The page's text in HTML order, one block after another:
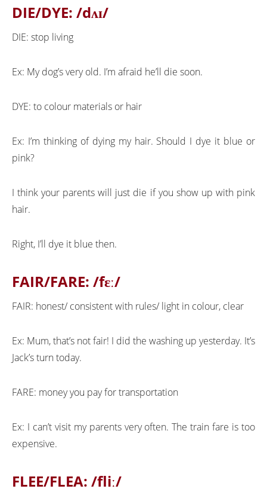
DIE/DYE: /dʌɪ/
DIE: stop living
Ex: My dog’s very old. I’m afraid he’ll die soon.
DYE: to colour materials or hair
Ex: I’m thinking of dying my hair. Should I dye it blue or
pink?
I think your parents will just die if you show up with pink
hair.
Right, I’ll dye it blue then.
FAIR/FARE: /fɛː/
FAIR: honest/ consistent with rules/ light in colour, clear
Ex: Mum, that’s not fair! I did the washing up yesterday. It’s
Jack’s turn today.
FARE: money you pay for transportation
Ex: I can’t visit my parents very often. The train fare is too
expensive.
FLEE/FLEA: /fliː/